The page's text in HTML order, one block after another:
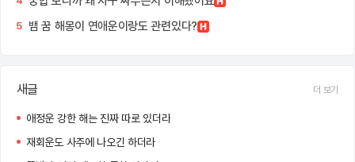
5 뱀 꿈 해몽이 연애운이랑도 관련있다?
새글 더 보기
애정운 강한 해는 진짜 따로 있더라
재회운도 사주에 나오긴 하더라